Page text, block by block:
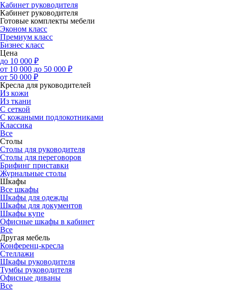
Кабинет руководителя
Кабинет руководителя
Готовые комплекты мебели
Эконом класс
Премиум класс
Бизнес класс
Цена
до 10 000 ₽
от 10 000 до 50 000 ₽
от 50 000 ₽
Кресла для руководителей
Из кожи
Из ткани
С сеткой
С кожаными подлокотниками
Классика
Все
Столы
Столы для руководителя
Столы для переговоров
Брифинг приставки
Журнальные столы
Шкафы
Все шкафы
Шкафы для одежды
Шкафы для документов
Шкафы купе
Офисные шкафы в кабинет
Все
Другая мебель
Конференц-кресла
Стеллажи
Шкафы руководителя
Тумбы руководителя
Офисные диваны
Все